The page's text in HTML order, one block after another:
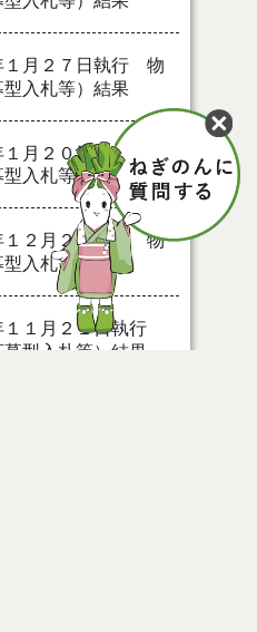
１月２７日執行 物
型入札等）結果
１月２０日執行 物
入札等）結果
１２月２日執行 物
型入札等）結果
１１月２１日執行
型入札等）結果